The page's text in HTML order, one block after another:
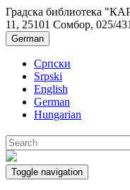
Градска библиотека
11, 25101 Сомбор, 025/
German
Српски
Srpski
English
German
Hungarian
Toggle navigation